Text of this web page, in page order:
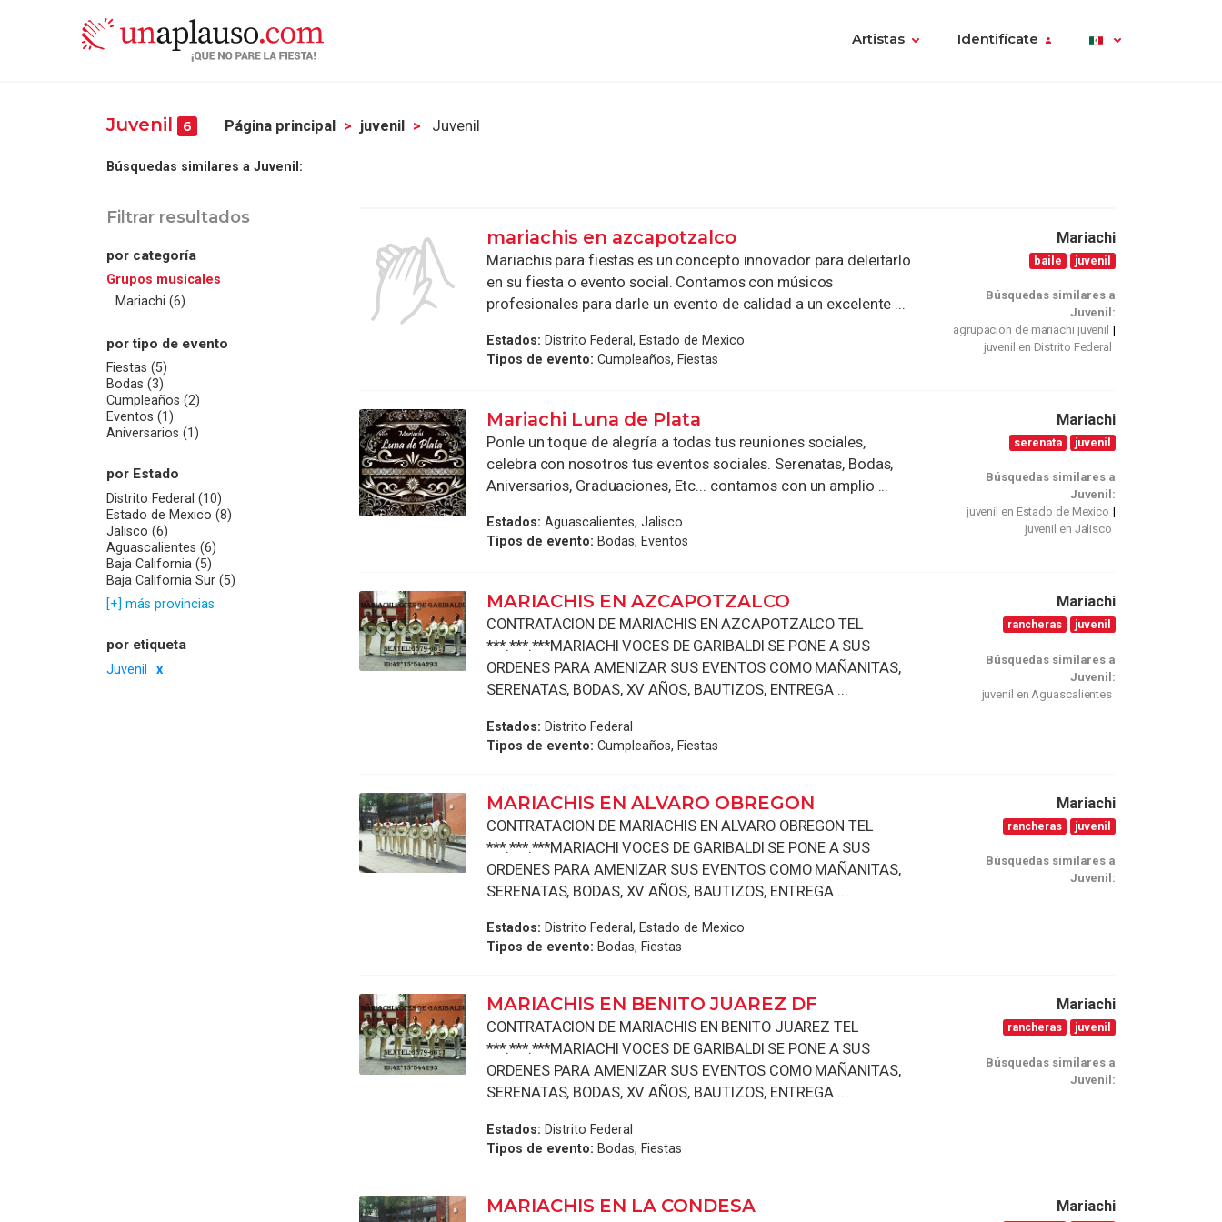
Artistas Identifícate
Juvenil 6 Página principal juvenil Juvenil
Búsquedas similares a Juvenil:
Filtrar resultados
por categoría
Grupos musicales
Mariachi (6)
por tipo de evento
Fiestas (5)
Bodas (3)
Cumpleaños (2)
Eventos (1)
Aniversarios (1)
por Estado
Distrito Federal (10)
Estado de Mexico (8)
Jalisco (6)
Aguascalientes (6)
Baja California (5)
Baja California Sur (5)
[+] más provincias
por etiqueta
Juvenil
mariachis en azcapotzalco
Mariachis para fiestas es un concepto innovador para deleitarlo
en su fiesta o evento social. Contamos con músicos
profesionales para darle un evento de calidad a un excelente ...
Estados: Distrito Federal, Estado de Mexico
Tipos de evento: Cumpleaños, Fiestas
Mariachi
baile juvenil
Búsquedas similares a
Juvenil:
agrupacion de mariachi juvenil
juvenil en Distrito Federal
Mariachi Luna de Plata
Ponle un toque de alegría a todas tus reuniones sociales,
celebra con nosotros tus eventos sociales. Serenatas, Bodas,
Aniversarios, Graduaciones, Etc... contamos con un amplio ...
Estados: Aguascalientes, Jalisco
Tipos de evento: Bodas, Eventos
Mariachi
serenata juvenil
Búsquedas similares a
Juvenil:
juvenil en Estado de Mexico
juvenil en Jalisco
MARIACHIS EN AZCAPOTZALCO
CONTRATACION DE MARIACHIS EN AZCAPOTZALCO TEL
***.***.***MARIACHI VOCES DE GARIBALDI SE PONE A SUS
ORDENES PARA AMENIZAR SUS EVENTOS COMO MAÑANITAS,
SERENATAS, BODAS, XV AÑOS, BAUTIZOS, ENTREGA ...
Estados: Distrito Federal
Tipos de evento: Cumpleaños, Fiestas
Mariachi
rancheras juvenil
Búsquedas similares a
Juvenil:
juvenil en Aguascalientes
MARIACHIS EN ALVARO OBREGON
CONTRATACION DE MARIACHIS EN ALVARO OBREGON TEL
***.***.***MARIACHI VOCES DE GARIBALDI SE PONE A SUS
ORDENES PARA AMENIZAR SUS EVENTOS COMO MAÑANITAS,
SERENATAS, BODAS, XV AÑOS, BAUTIZOS, ENTREGA ...
Estados: Distrito Federal, Estado de Mexico
Tipos de evento: Bodas, Fiestas
Mariachi
rancheras juvenil
Búsquedas similares a
Juvenil:
MARIACHIS EN BENITO JUAREZ DF
CONTRATACION DE MARIACHIS EN BENITO JUAREZ TEL
***.***.***MARIACHI VOCES DE GARIBALDI SE PONE A SUS
ORDENES PARA AMENIZAR SUS EVENTOS COMO MAÑANITAS,
SERENATAS, BODAS, XV AÑOS, BAUTIZOS, ENTREGA ...
Estados: Distrito Federal
Tipos de evento: Bodas, Fiestas
Mariachi
rancheras juvenil
Búsquedas similares a
Juvenil:
MARIACHIS EN LA CONDESA Mariachi